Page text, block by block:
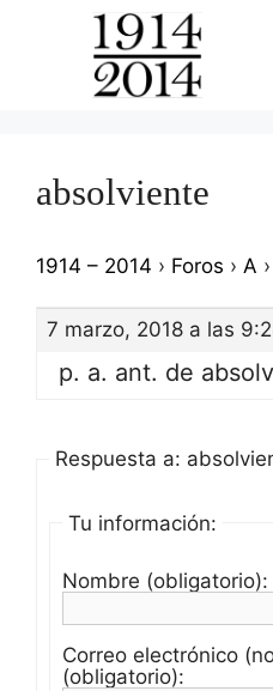
absolviente
1914 – 2014 › Foros › A ›
7 marzo, 2018 a las
p. a. ant. de
Respuesta a:
Tu información:
Nombre (obligatorio):
Correo electrónico
(obligatorio):